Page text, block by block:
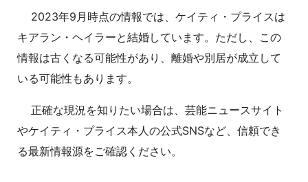
2023年9月時点の情報では、ケイティ・プライスは
キアラン・ヘイラーと結婚しています。ただし、この
情報は古くなる可能性があり、離婚や別居が成立して
いる可能性もあります。
正確な現況を知りたい場合は、芸能ニュースサイト
やケイティ・プライス本人の公式SNSなど、信頼でき
る最新情報源をご確認ください。